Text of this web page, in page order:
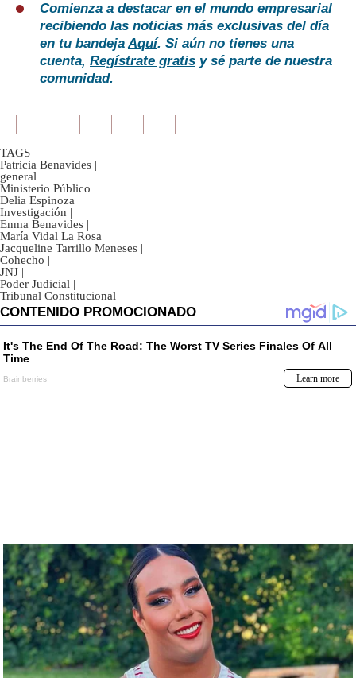
Comienza a destacar en el mundo empresarial
recibiendo las noticias más exclusivas del día
en tu bandejaAquí. Si aún no tienes una
cuenta, Regístrate gratis y sé parte de nuestra
comunidad.
TAGS
Patricia Benavides |
general |
Ministerio Público |
Delia Espinoza |
Investigación |
Enma Benavides |
María Vidal La Rosa |
Jacqueline Tarrillo Meneses |
Cohecho |
JNJ |
Poder Judicial |
Tribunal Constitucional